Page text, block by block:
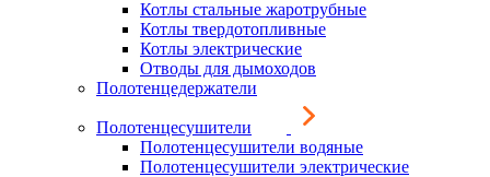
Котлы стальные жаротрубные
Котлы твердотопливные
Котлы электрические
Отводы для дымоходов
Полотенцедержатели
Полотенцесушители
Полотенцесушители водяные
Полотенцесушители электрические